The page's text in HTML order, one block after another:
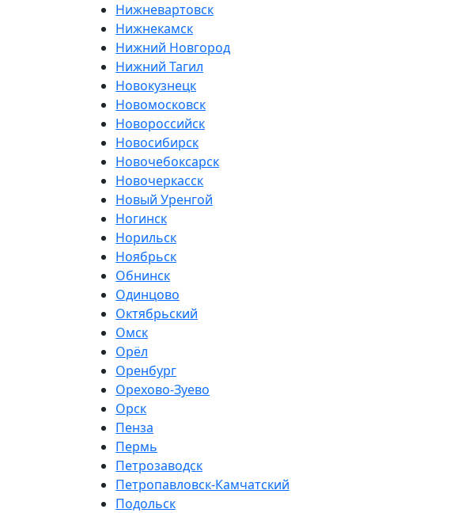
Нижневартовск
Нижнекамск
Нижний Новгород
Нижний Тагил
Новокузнецк
Новомосковск
Новороссийск
Новосибирск
Новочебоксарск
Новочеркасск
Новый Уренгой
Ногинск
Норильск
Ноябрьск
Обнинск
Одинцово
Октябрьский
Омск
Орёл
Оренбург
Орехово-Зуево
Орск
Пенза
Пермь
Петрозаводск
Петропавловск-Камчатский
Подольск